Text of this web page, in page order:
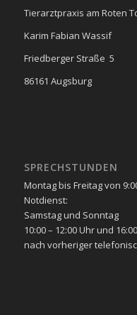
Tierarztpraxis am Roten
Karim Fabian Wassif
Friedberger Straße 5
86161 Augsburg
SPRECHSTUNDEN
Montag bis Freitag von
Notdienst:
Samstag und Sonntag
10:00 – 12:00 Uhr und
nach vorheriger